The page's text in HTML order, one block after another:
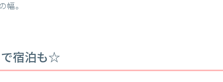
幅。
で宿泊も☆